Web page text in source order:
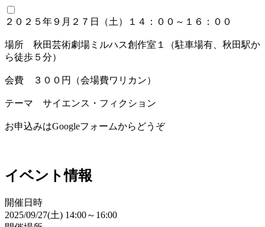
２０２５年９月２７日（土）１４：００～１６：００
場所 秋田芸術劇場ミルハス創作室１（駐車場有、秋田駅か
ら徒歩５分）
会費 ３００円（会場費ワリカン）
テーマ サイエンス・フィクション
お申込みはGoogleフォームからどうぞ
イベント情報
開催日時
2025/09/27(土) 14:00～16:00